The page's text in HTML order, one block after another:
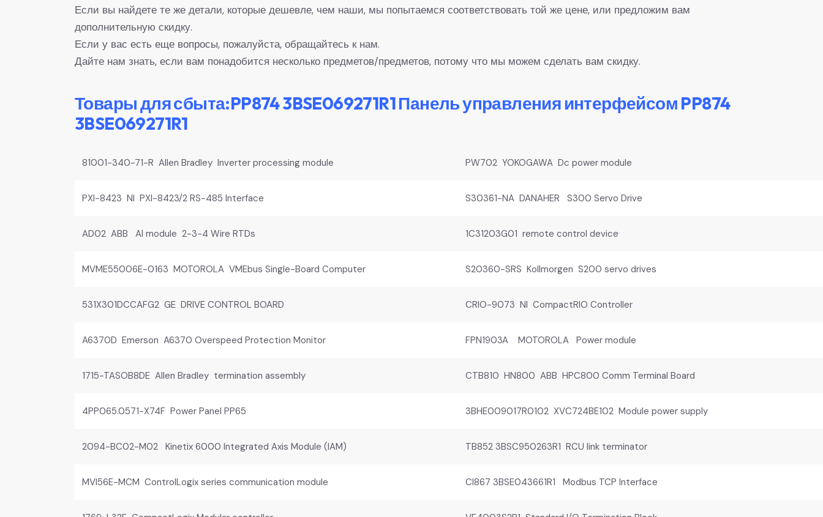
Если вы найдете те же детали, которые дешевле, чем наши, мы попытаемся соответствовать той же цене, или предложим вам
дополнительную скидку.
Если у вас есть еще вопросы, пожалуйста, обращайтесь к нам.
Дайте нам знать, если вам понадобится несколько предметов/предметов, потому что мы можем сделать вам скидку.
Товары для сбыта:PP874 3BSE069271R1 Панель управления интерфейсом PP874
3BSE069271R1
81001-340-71-R Allen Bradley Inverter processing module PW702 YOKOGAWA Dc power module
PXI-8423 NI PXI-8423/2 RS-485 Interface S30361-NA DANAHER S300 Servo Drive
AD02 ABB AI module 2-3-4 Wire RTDs 1C31203G01 remote control device
MVME55006E-0163 MOTOROLA VMEbus Single-Board Computer S20360-SRS Kollmorgen S200 servo drives
531X301DCCAFG2 GE DRIVE CONTROL BOARD CRIO-9073 NI CompactRIO Controller
A6370D Emerson A6370 Overspeed Protection Monitor FPN1903A MOTOROLA Power module
1715-TASOB8DE Allen Bradley termination assembly CTB810 HN800 ABB HPC800 Comm Terminal Board
4PP065.0571-X74F Power Panel PP65 3BHE009017R0102 XVC724BE102 Module power supply
2094-BC02-M02 Kinetix 6000 Integrated Axis Module (IAM) TB852 3BSC950263R1 RCU link terminator
MVI56E-MCM ControlLogix series communication module CI867 3BSE043661R1 Modbus TCP Interface